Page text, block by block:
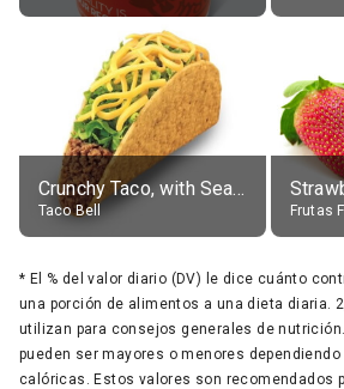
Crunchy Taco, with Seasoned Beef
Taco Bell Frutas
* El % del valor diario (DV) le dice cuánto
una porción de alimentos a una dieta diaria.
utilizan para consejos generales de
pueden ser mayores o menores
calóricas. Estos valores son recomendados